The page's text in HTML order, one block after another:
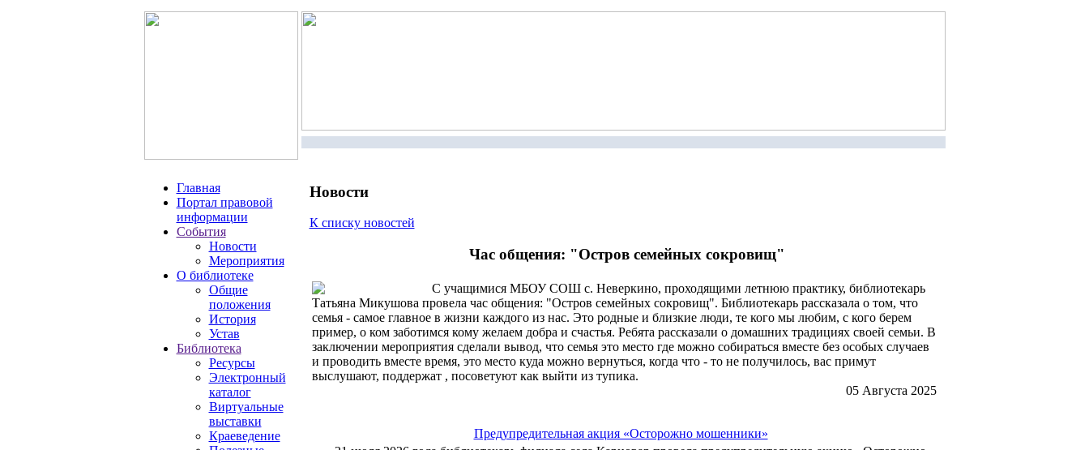
Главная
Портал правовой
информации
События
Новости
Мероприятия
О библиотеке
Общие
положения
История
Устав
Библиотека
Ресурсы
Электронный
каталог
Виртуальные
выставки
Краеведение
Новости
К списку новостей
Час общения: "Остров семейных сокровищ"
С учащимися МБОУ СОШ с. Неверкино, проходящими летнюю практику, библиотекарь
Татьяна Микушова провела час общения: "Остров семейных сокровищ". Библиотекарь рассказала о том, что
семья - самое главное в жизни каждого из нас. Это родные и близкие люди, те кого мы любим, с кого берем
пример, о ком заботимся кому желаем добра и счастья. Ребята рассказали о домашних традициях своей семьи. В
заключении мероприятия сделали вывод, что семья это место где можно собираться вместе без особых случаев
и проводить вместе время, это место куда можно вернуться, когда что - то не получилось, вас примут
выслушают, поддержат , посоветуют как выйти из тупика.
05 Августа 2025
Предупредительная акция «Осторожно мошенники»